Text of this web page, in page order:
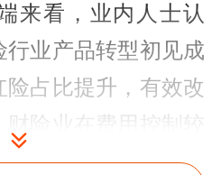
来看，业内人士认
行业产品转型初见成
占比提升，有效改
财险业在费用控制较
的情况下，综合成本